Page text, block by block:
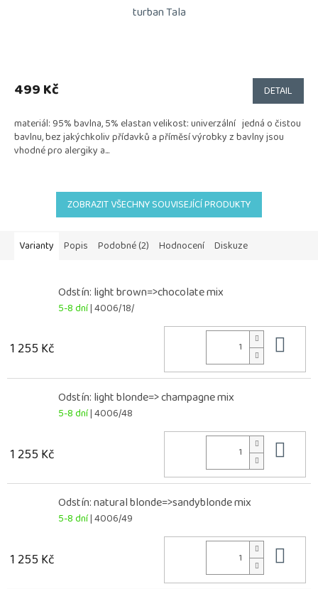
turban Tala
499 Kč DETAIL
materiál: 95% bavlna, 5% elastan velikost: univerzální jedná o čistou
bavlnu, bez jakýchkoliv přídavků a příměsí výrobky z bavlny jsou
vhodné pro alergiky a...
ZOBRAZIT VŠECHNY SOUVISEJÍCÍ PRODUKTY
Varianty Popis Podobné (2) Hodnocení Diskuze
Odstín: light brown=>chocolate mix
5-8 dní| 4006/18/
1 255 Kč
Odstín: light blonde=> champagne mix
5-8 dní| 4006/48
1 255 Kč
Odstín: natural blonde=>sandyblonde mix
5-8 dní| 4006/49
1 255 Kč